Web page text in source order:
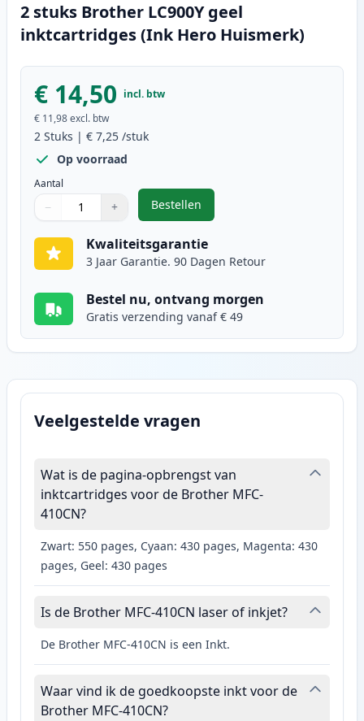
2 stuks Brother LC900Y geel
inktcartridges (Ink Hero Huismerk)
€ 14,50 incl. btw
€ 11,98excl. btw
2 Stuks | € 7,25 /stuk
Op voorraad
Aantal
Gebruik de knoppen om aan te passen
− +
1
Bestellen
,2 stuks Brother LC900Y geel
Kwaliteitsgarantie
3 Jaar Garantie. 90 Dagen Retour
Bestel nu, ontvang morgen
Gratis verzending vanaf € 49
Veelgestelde vragen
Wat is de pagina-opbrengst van
inktcartridges voor de Brother MFC-
410CN?
Zwart: 550 pages, Cyaan: 430 pages, Magenta: 430
pages, Geel: 430 pages
Is de Brother MFC-410CN laser of inkjet?
De Brother MFC-410CN is een Inkt.
Waar vind ik de goedkoopste inkt voor de
Brother MFC-410CN?